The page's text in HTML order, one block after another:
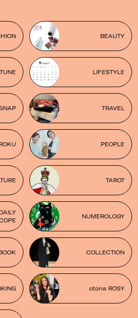
BEAUTY
LIFESTYLE
TRAVEL
PEOPLE
TAROT
NUMEROLOGY
COLLECTION
otona ROSY